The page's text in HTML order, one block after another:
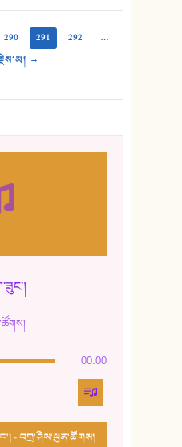
290 291 292
…
→
00:00
- བཀྲ་ཤིས་ཕུན་ཚོགས།